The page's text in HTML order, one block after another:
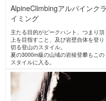
cocoheli
ココヘリ マウンテ
Kingdom
MY BOTTLE PLUS
+